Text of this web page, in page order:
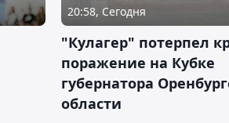
20:58, Сегодня
"Кулагер" потерпел
поражение на Кубке
губернатора
области